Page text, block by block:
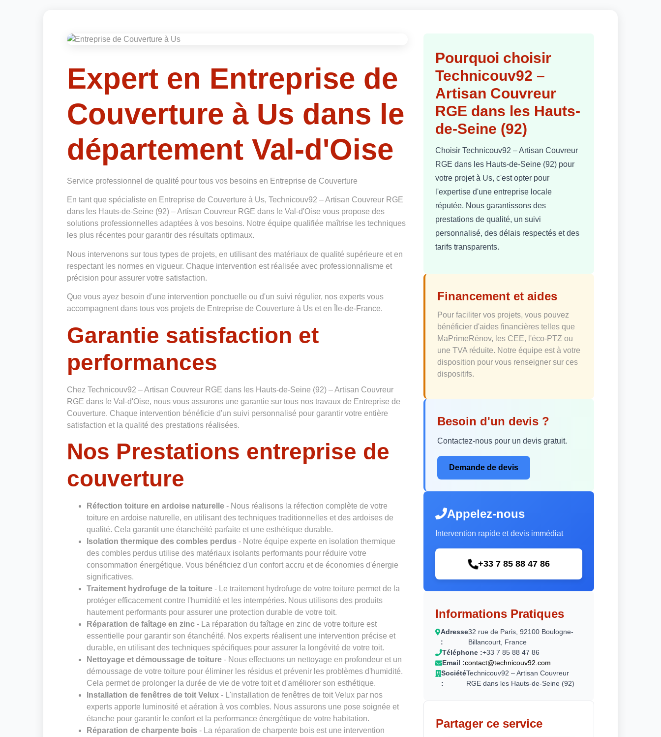
Expert en Entreprise de
Couverture à Us dans le
département Val-d'Oise
Service professionnel de qualité pour tous vos besoins en Entreprise de Couverture
En tant que spécialiste en Entreprise de Couverture à Us, Technicouv92 – Artisan Couvreur RGE
dans les Hauts-de-Seine (92) – Artisan Couvreur RGE dans le Val-d'Oise vous propose des
solutions professionnelles adaptées à vos besoins. Notre équipe qualifiée maîtrise les techniques
les plus récentes pour garantir des résultats optimaux.
Nous intervenons sur tous types de projets, en utilisant des matériaux de qualité supérieure et en
respectant les normes en vigueur. Chaque intervention est réalisée avec professionnalisme et
précision pour assurer votre satisfaction.
Que vous ayez besoin d'une intervention ponctuelle ou d'un suivi régulier, nos experts vous
accompagnent dans tous vos projets de Entreprise de Couverture à Us et en Île-de-France.
Garantie satisfaction et
performances
Chez Technicouv92 – Artisan Couvreur RGE dans les Hauts-de-Seine (92) – Artisan Couvreur
RGE dans le Val-d'Oise, nous vous assurons une garantie sur tous nos travaux de Entreprise de
Couverture. Chaque intervention bénéficie d'un suivi personnalisé pour garantir votre entière
satisfaction et la qualité des prestations réalisées.
Nos Prestations entreprise de
couverture
Réfection toiture en ardoise naturelle - Nous réalisons la réfection complète de votre
toiture en ardoise naturelle, en utilisant des techniques traditionnelles et des ardoises de
qualité. Cela garantit une étanchéité parfaite et une esthétique durable.
Isolation thermique des combles perdus - Notre équipe experte en isolation thermique
des combles perdus utilise des matériaux isolants performants pour réduire votre
consommation énergétique. Vous bénéficiez d'un confort accru et de économies d'énergie
significatives.
Traitement hydrofuge de la toiture - Le traitement hydrofuge de votre toiture permet de la
protéger efficacement contre l'humidité et les intempéries. Nous utilisons des produits
hautement performants pour assurer une protection durable de votre toit.
Réparation de faîtage en zinc - La réparation du faîtage en zinc de votre toiture est
essentielle pour garantir son étanchéité. Nos experts réalisent une intervention précise et
durable, en utilisant des techniques spécifiques pour assurer la longévité de votre toit.
Nettoyage et démoussage de toiture - Nous effectuons un nettoyage en profondeur et un
démoussage de votre toiture pour éliminer les résidus et prévenir les problèmes d'humidité.
Cela permet de prolonger la durée de vie de votre toit et d'améliorer son esthétique.
Installation de fenêtres de toit Velux - L'installation de fenêtres de toit Velux par nos
experts apporte luminosité et aération à vos combles. Nous assurons une pose soignée et
étanche pour garantir le confort et la performance énergétique de votre habitation.
Réparation de charpente bois - La réparation de charpente bois est une intervention
Pourquoi choisir
Technicouv92 –
Artisan Couvreur
RGE dans les Hauts-
de-Seine (92)
Choisir Technicouv92 – Artisan Couvreur
RGE dans les Hauts-de-Seine (92) pour
votre projet à Us, c'est opter pour
l'expertise d'une entreprise locale
réputée. Nous garantissons des
prestations de qualité, un suivi
personnalisé, des délais respectés et des
tarifs transparents.
Financement et aides
Pour faciliter vos projets, vous pouvez
bénéficier d'aides financières telles que
MaPrimeRénov, les CEE, l'éco-PTZ ou
une TVA réduite. Notre équipe est à votre
disposition pour vous renseigner sur ces
dispositifs.
Besoin d'un devis ?
Contactez-nous pour un devis gratuit.
Demande de devis
Appelez-nous
Intervention rapide et devis immédiat
+33 7 85 88 47 86
Informations Pratiques
Adresse
:
32 rue de Paris, 92100 Boulogne-
Billancourt, France
Téléphone :+33 7 85 88 47 86
Email :contact@technicouv92.com
Société
:
Technicouv92 – Artisan Couvreur
RGE dans les Hauts-de-Seine (92)
Partager ce service